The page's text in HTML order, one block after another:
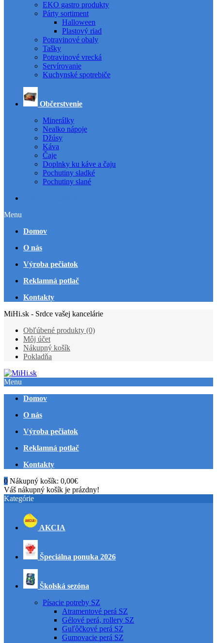
EKO gastro produkty
Párty sortiment
Halloween
Plastový riad
Potravinové obaly
Tašky
Potravinové vrecká
Servírovanie
Kuchynské spotrebiče
Občerstvenie
Minerálky
Nealko nápoje
Džúsy
Káva
Čaje
Doplnky ku káve a čaju
Pochutiny sladké
Pochutiny slané
Menu
Domov
O nás
Výroba pečiatok
Reklamná potlač
Kontakty
MiHi.sk - Srdce vašej kancelárie
Obľúbené produkty (0)
Môj účet
Nákupný košík
Pokladňa
Menu
Domov
O nás
Výroba pečiatok
Reklamná potlač
Kontakty
0 Nákupný košík: 0,00€
Váš nákupný košík je prázdny!
Kategórie
AKCIA
Špeciálna ponuka 2026
Školská sezóna
Písacie potreby SZ
Atramentové perá SZ
Gélové perá, rollery SZ
Guľôčkové perá SZ
Gumovacie perá SZ